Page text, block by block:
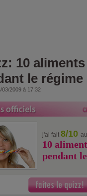
10
le régime
03/2009 à 17:32
j'ai fait 8/10
10
pendant